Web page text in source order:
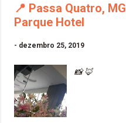
📍 Passa Quatro,
Parque Hotel
- dezembro 25, 2019
📸 🦊